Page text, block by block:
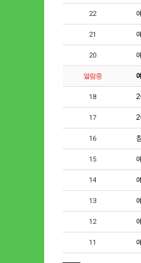
22
21
20
열람중
18
17
16
15
14
13
12
11